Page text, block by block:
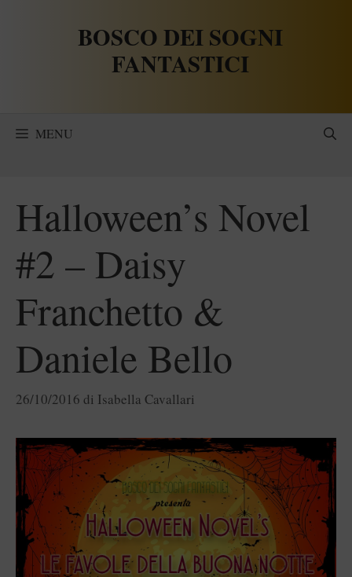
BOSCO DEI SOGNI
FANTASTICI
MENU
Halloween’s Novel
#2 – Daisy
Franchetto &
Daniele Bello
26/10/2016 di Isabella Cavallari